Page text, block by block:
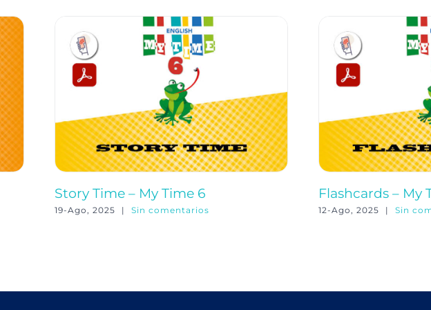
Story Time – My Time 6
19-Ago, 2025 | Sin comentarios
Flashcards – My
12-Ago, 2025 | Sin